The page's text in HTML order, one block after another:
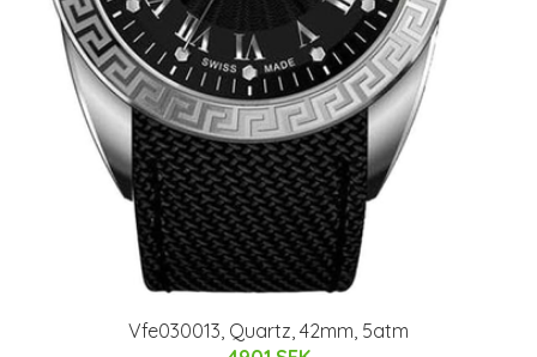
Vfe030013, Quartz, 42mm, 5atm